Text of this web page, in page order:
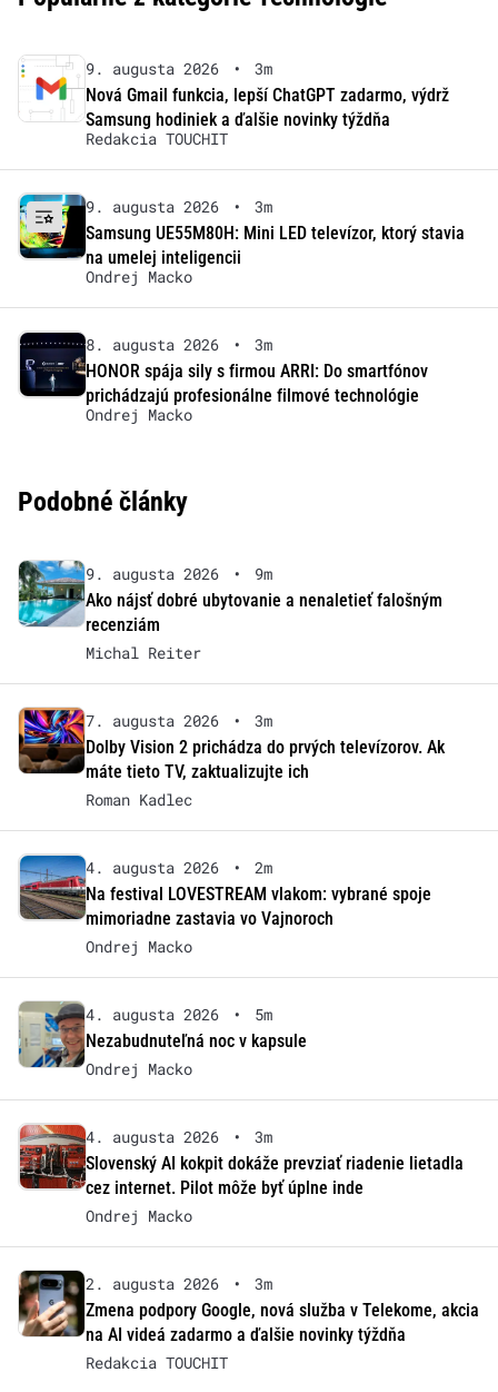
9. augusta 2026 •
3m
Nová Gmail funkcia, lepší ChatGPT zadarmo, výdrž
Samsung hodiniek a ďalšie novinky týždňa
Redakcia TOUCHIT
9. augusta 2026 •
3m
Samsung UE55M80H: Mini LED televízor, ktorý stavia
na umelej inteligencii
Ondrej Macko
8. augusta 2026 •
3m
HONOR spája sily s firmou ARRI: Do smartfónov
prichádzajú profesionálne filmové technológie
Ondrej Macko
Podobné články
9. augusta 2026 •
9m
Ako nájsť dobré ubytovanie a nenaletieť falošným
recenziám
Michal Reiter
7. augusta 2026 •
3m
Dolby Vision 2 prichádza do prvých televízorov. Ak
máte tieto TV, zaktualizujte ich
Roman Kadlec
4. augusta 2026 •
2m
Na festival LOVESTREAM vlakom: vybrané spoje
mimoriadne zastavia vo Vajnoroch
Ondrej Macko
4. augusta 2026 •
5m
Nezabudnuteľná noc v kapsule
Ondrej Macko
4. augusta 2026 •
3m
Slovenský AI kokpit dokáže prevziať riadenie lietadla
cez internet. Pilot môže byť úplne inde
Ondrej Macko
2. augusta 2026 •
3m
Zmena podpory Google, nová služba v Telekome, akcia
na AI videá zadarmo a ďalšie novinky týždňa
Redakcia TOUCHIT